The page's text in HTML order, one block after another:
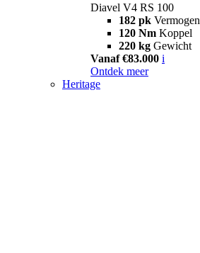
Diavel V4 RS 100
182 pk Vermogen
120 Nm Koppel
220 kg Gewicht
Vanaf €83.000 i
Ontdek meer
Heritage